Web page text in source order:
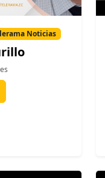
Noticias